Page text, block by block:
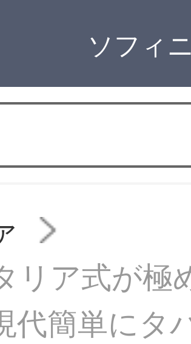
ソフィ
リア式が極
代簡単にタ